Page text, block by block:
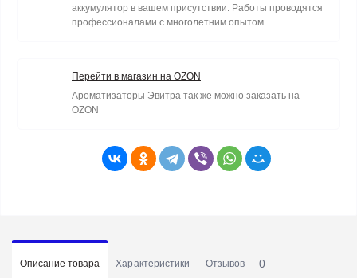
аккумулятор в вашем присутствии. Работы проводятся
профессионалами с многолетним опытом.
Перейти в магазин на OZON
Ароматизаторы Эвитра так же можно заказать на
OZON
Описание товара Характеристики Отзывов 0